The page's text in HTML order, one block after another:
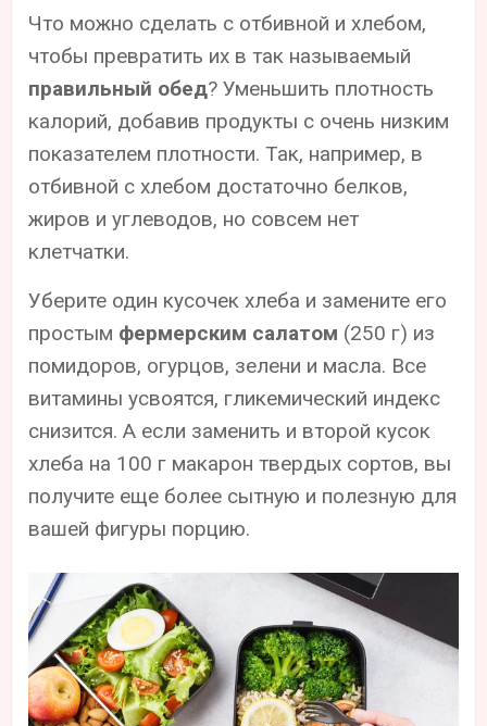
Что можно сделать с отбивной и хлебом,
чтобы превратить их в так называемый
правильный обед? Уменьшить плотность
калорий, добавив продукты с очень низким
показателем плотности. Так, например, в
отбивной с хлебом достаточно белков,
жиров и углеводов, но совсем нет
клетчатки.
Уберите один кусочек хлеба и замените его
простым фермерским салатом (250 г) из
помидоров, огурцов, зелени и масла. Все
витамины усвоятся, гликемический индекс
снизится. А если заменить и второй кусок
хлеба на 100 г макарон твердых сортов, вы
получите еще более сытную и полезную для
вашей фигуры порцию.